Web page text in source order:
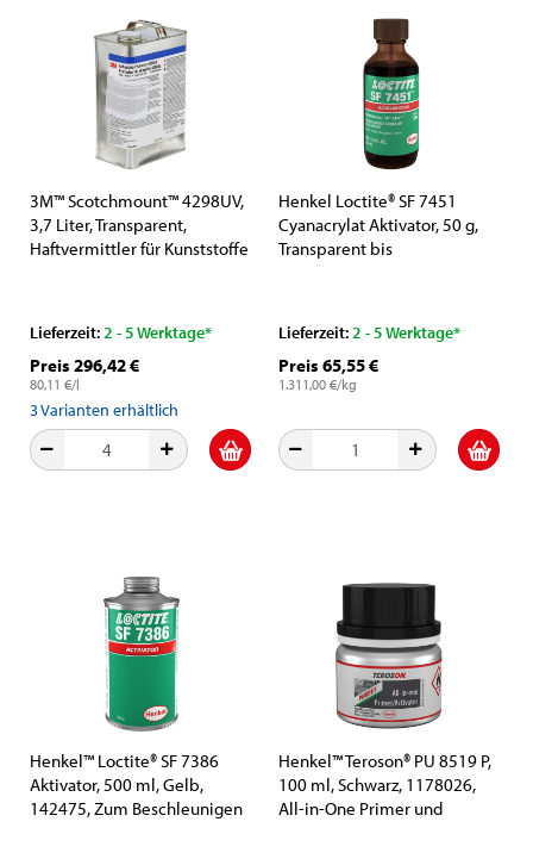
3M™ Scotchmount™ 4298UV,
3,7 Liter, Transparent,
Haftvermittler für Kunststoffe
Lieferzeit:2 - 5 Werktage*
Preis 296,42 €
80,11 €/l
3Varianten erhältlich
Henkel Loctite® SF 7451
Cyanacrylat Aktivator, 50 g,
Transparent bis
Niveau
Lieferzeit:2 - 5 Werktage*
Preis 65,55 €
1.311,00 €/kg
Henkel™ Loctite® SF 7386
Aktivator, 500 ml, Gelb,
142475, Zum Beschleunigen
Henkel™ Teroson® PU 8519 P,
100 ml, Schwarz, 1178026,
All-in-One Primer und